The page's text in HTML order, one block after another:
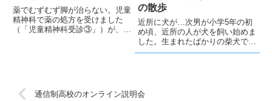
症候群」に当て...
て、よく考えた上で選びました。
頼んでもすべてがそろうのには少
し時間がかかります。私が帰宅す
るた...
薬でむずむず脚が治らない。児童
精神科で薬の処方を受けました
（「児童精神科受診③」）が、次
く...
の散歩
近所に犬が…次男が小学5年の初
め頃、近所の人が犬を飼い始めま
した。生まれたばかりの柴犬で
す。次男は小さな虫は苦手です
小型動物が好きなようでした。あ
通信制高校のオンライン説明会